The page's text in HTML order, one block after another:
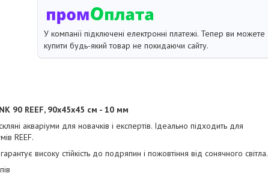
У компанії підключені електронні платежі. Тепер ви можете
купити будь-який товар не покидаючи сайту.
90 REEF, 90х45х45 см - 10 мм
акваріуми для новачків і експертів. Ідеально підходить для
REEF.
високу стійкість до подряпин і пожовтіння від сонячного світла.